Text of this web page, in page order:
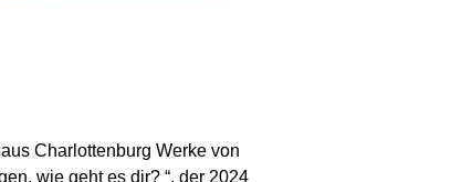
Charlottenburg Werke von
wie geht es dir? “, der 2024